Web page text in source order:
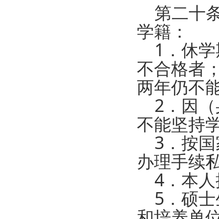
第二十
学籍：
1．休学
不合格者
两年仍不
2．因（
不能坚持
3．按国
办理手续
4．本人
5．硕士